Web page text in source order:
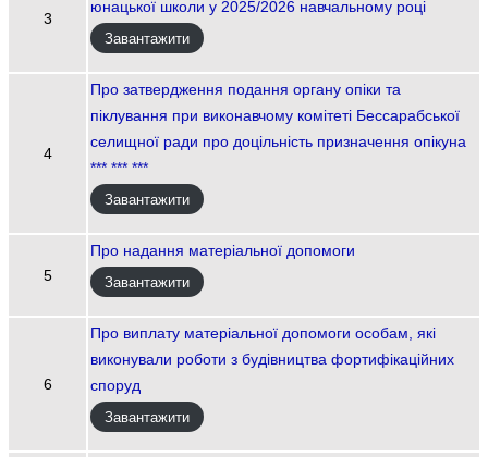
3
юнацької школи у 2025/2026 навчальному році
Завантажити
4
Про затвердження подання органу опіки та
піклування при виконавчому комітеті Бессарабської
селищної ради про доцільність призначення опікуна
*** *** ***
Завантажити
5
Про надання матеріальної допомоги
Завантажити
6
Про виплату матеріальної допомоги особам, які
виконували роботи з будівництва фортифікаційних
споруд
Завантажити